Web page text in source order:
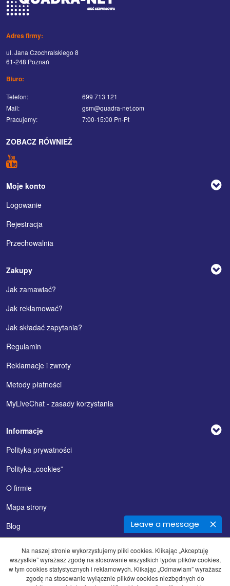
Leave a message
Adres firmy:
ul. Jana Czochralskiego 8
61-248 Poznań
Biuro:
Telefon:
699 713 121
Mail:
gsm@quadra-net.com
Pracujemy:
7:00-15:00 Pn-Pt
ZOBACZ RÓWNIEŻ
Moje konto
Logowanie
Rejestracja
Przechowalnia
Zakupy
Jak zamawiać?
Jak reklamować?
Jak składać zapytania?
Regulamin
Reklamacje i zwroty
Metody płatności
MyLiveChat - zasady korzystania
Informacje
Polityka prywatności
Polityka „cookies”
O firmie
Mapa strony
Blog
Na naszej stronie wykorzystujemy pliki cookies. Klikając „Akceptuję
wszystkie” wyrażasz zgodę na stosowanie wszystkich typów plików cookies,
w tym cookies statystycznych i reklamowych. Klikając „Odmawiam” wyrażasz
zgodę na stosowanie wyłącznie plików cookies niezbędnych do